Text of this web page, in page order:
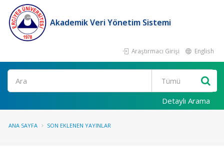
Akademik Veri Yönetim Sistemi
Araştırmacı Girişi English
Ara
Detaylı Arama
ANA SAYFA SON EKLENEN YAYINLAR